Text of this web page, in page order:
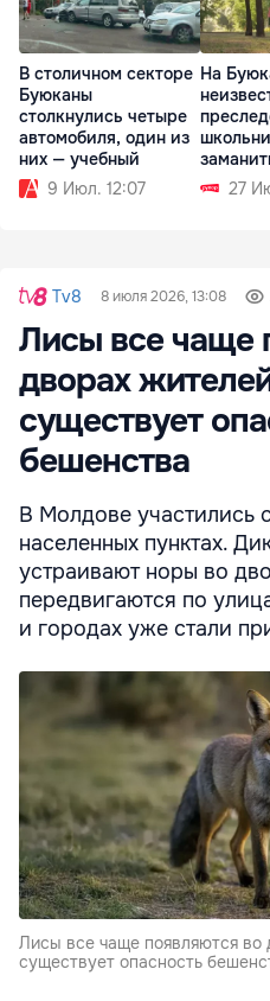
В столичном секторе
Буюканы
столкнулись четыре
автомобиля, один из
них — учебный
9 Июл. 12:07
На
машину
27
Tv8 8 июля 2026, 13:08
Лисы все чаще
дворах
существует
бешенства
В Молдове участились
населенных пунктах.
устраивают норы во
передвигаются по
и городах уже стали
Лисы все чаще появляются во
существует опасность